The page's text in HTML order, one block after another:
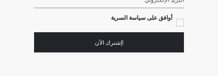
أوافق على سياسة السرية
!إشترك الآن